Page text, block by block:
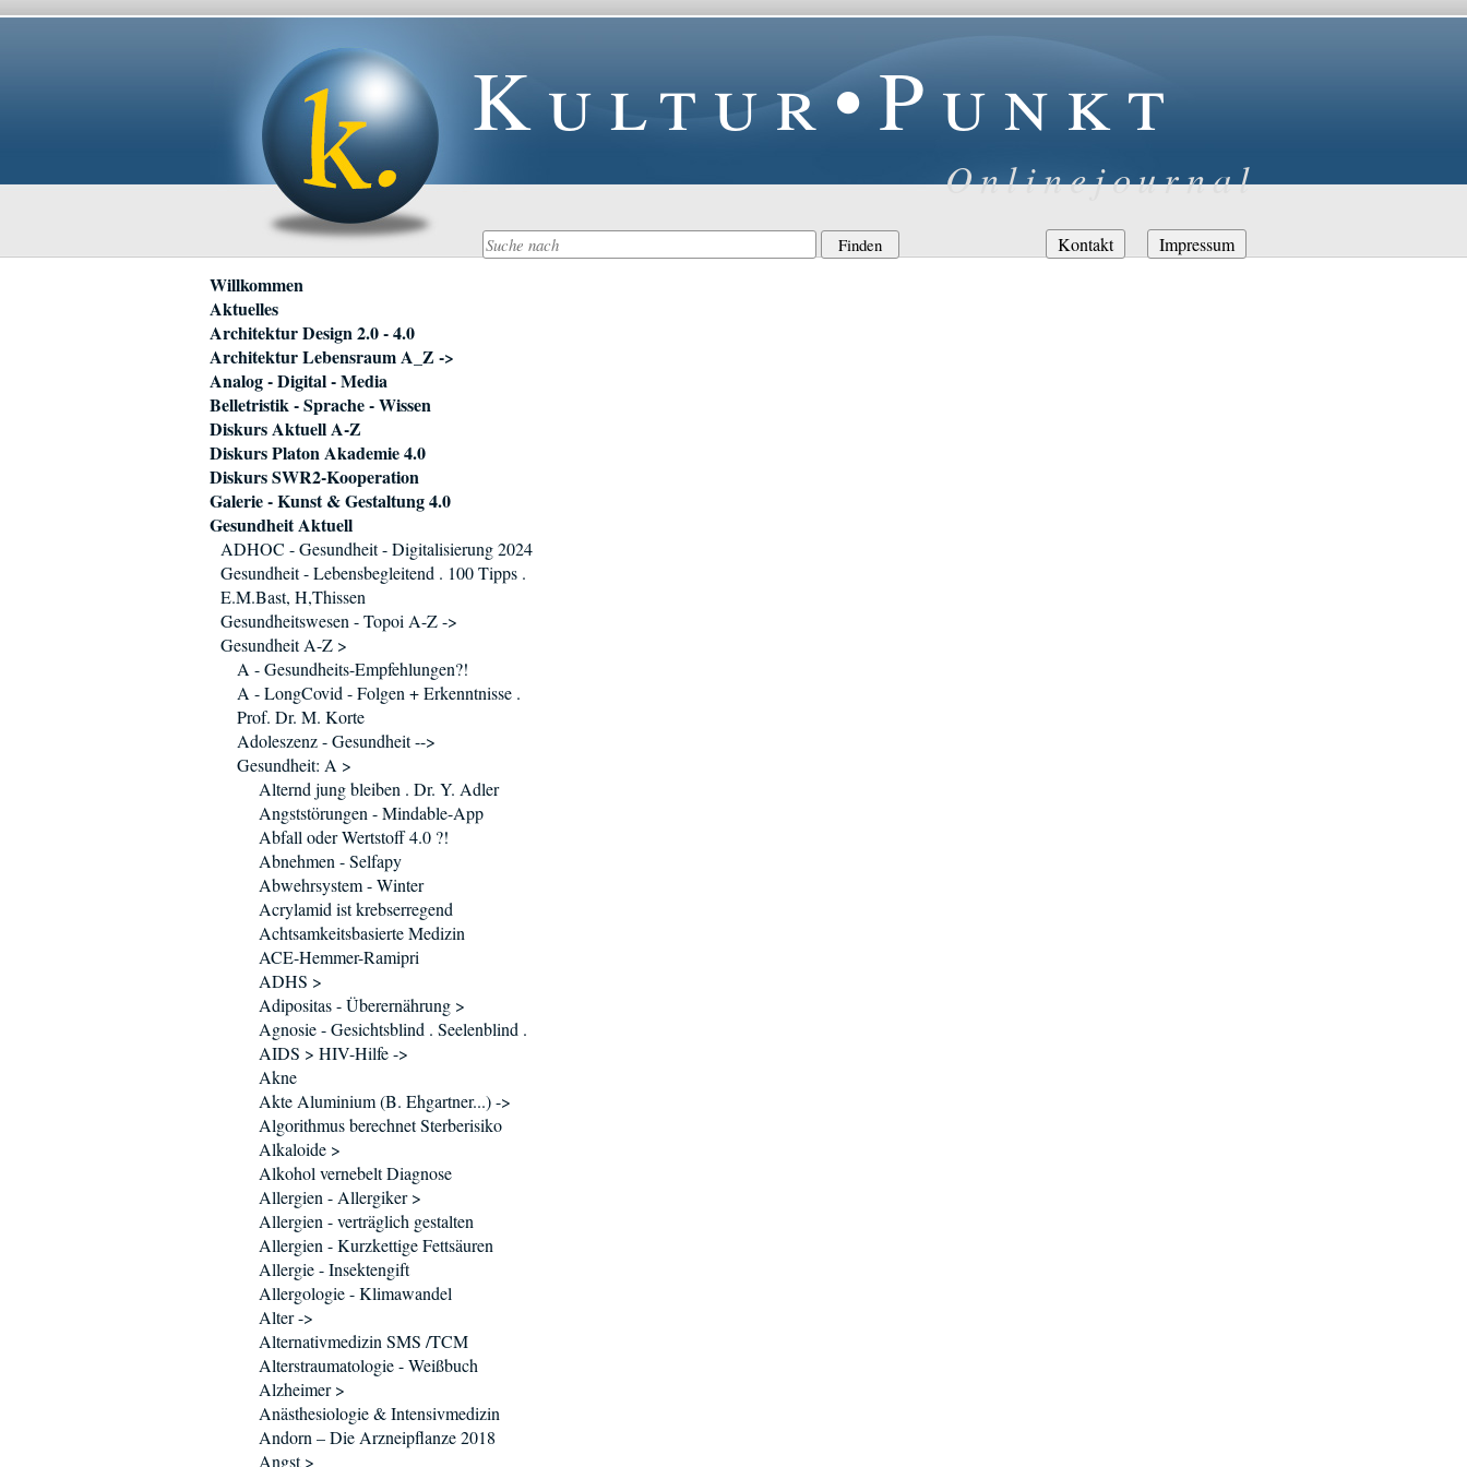
Kultur•Punkt
Onlinejournal
Navigation
überspringen
Kontakt Impressum
Navigation
überspringen
Willkommen
Aktuelles
Architektur Design 2.0 - 4.0
Architektur Lebensraum A_Z ->
Analog - Digital - Media
Belletristik - Sprache - Wissen
Diskurs Aktuell A-Z
Diskurs Platon Akademie 4.0
Diskurs SWR2-Kooperation
Galerie - Kunst & Gestaltung 4.0
Gesundheit Aktuell
ADHOC - Gesundheit - Digitalisierung 2024
Gesundheit - Lebensbegleitend . 100 Tipps .
E.M.Bast, H,Thissen
Gesundheitswesen - Topoi A-Z ->
Gesundheit A-Z >
A - Gesundheits-Empfehlungen?!
A - LongCovid - Folgen + Erkenntnisse .
Prof. Dr. M. Korte
Adoleszenz - Gesundheit -->
Gesundheit: A >
Alternd jung bleiben . Dr. Y. Adler
Angststörungen - Mindable-App
Abfall oder Wertstoff 4.0 ?!
Abnehmen - Selfapy
Abwehrsystem - Winter
Acrylamid ist krebserregend
Achtsamkeitsbasierte Medizin
ACE-Hemmer-Ramipri
ADHS >
Adipositas - Überernährung >
Agnosie - Gesichtsblind . Seelenblind .
AIDS > HIV-Hilfe ->
Akne
Akte Aluminium (B. Ehgartner...) ->
Algorithmus berechnet Sterberisiko
Alkaloide >
Alkohol vernebelt Diagnose
Allergien - Allergiker >
Allergien - verträglich gestalten
Allergien - Kurzkettige Fettsäuren
Allergie - Insektengift
Allergologie - Klimawandel
Alter ->
Alternativmedizin SMS /TCM
Alterstraumatologie - Weißbuch
Alzheimer >
Anästhesiologie & Intensivmedizin
Andorn – Die Arzneipflanze 2018
Angst >